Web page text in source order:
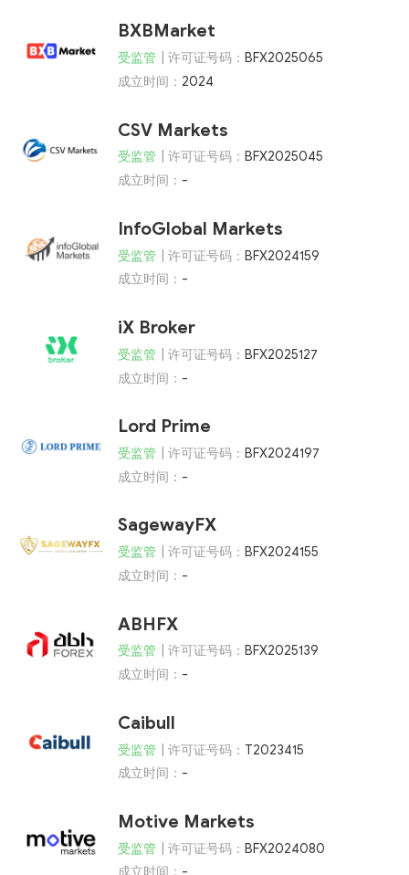
BXBMarket
受监管 | 许可证号码： BFX2025065
成立时间： 2024
CSV Markets
受监管 | 许可证号码： BFX2025045
成立时间： -
InfoGlobal Markets
受监管 | 许可证号码： BFX2024159
成立时间： -
iX Broker
受监管 | 许可证号码： BFX2025127
成立时间： -
Lord Prime
受监管 | 许可证号码： BFX2024197
成立时间： -
SagewayFX
受监管 | 许可证号码： BFX2024155
成立时间： -
ABHFX
受监管 | 许可证号码： BFX2025139
成立时间： -
Caibull
受监管 | 许可证号码： T2023415
成立时间： -
Motive Markets
受监管 | 许可证号码： BFX2024080